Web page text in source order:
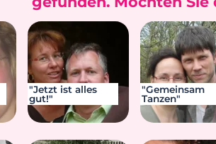
"Jetzt ist alles
gut!"
"Gemeinsam
Tanzen"